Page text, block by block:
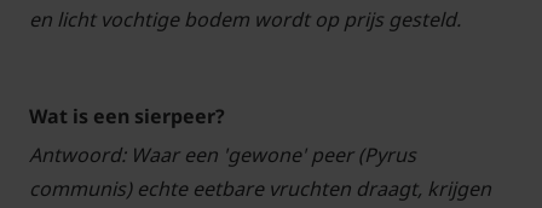
en licht vochtige bodem wordt op prijs gesteld.
Wat is een sierpeer?
Antwoord: Waar een 'gewone' peer (Pyrus
communis) echte eetbare vruchten draagt, krijgen